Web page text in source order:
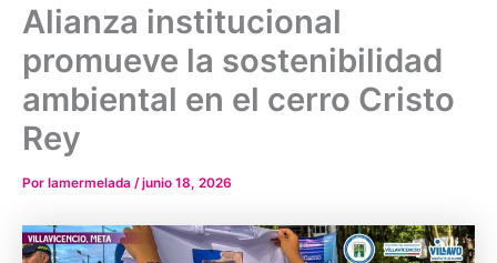
Alianza institucional
promueve la sostenibilidad
ambiental en el cerro Cristo
Rey
Por lamermelada /junio 18, 2026